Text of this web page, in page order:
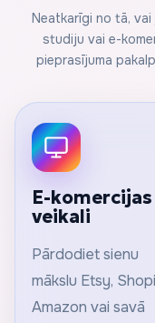
Neatkarīgi no tā,
studiju vai e-
pieprasījuma
E-komercijas
veikali
Pārdodiet sienu
mākslu Etsy,
Amazon vai savā